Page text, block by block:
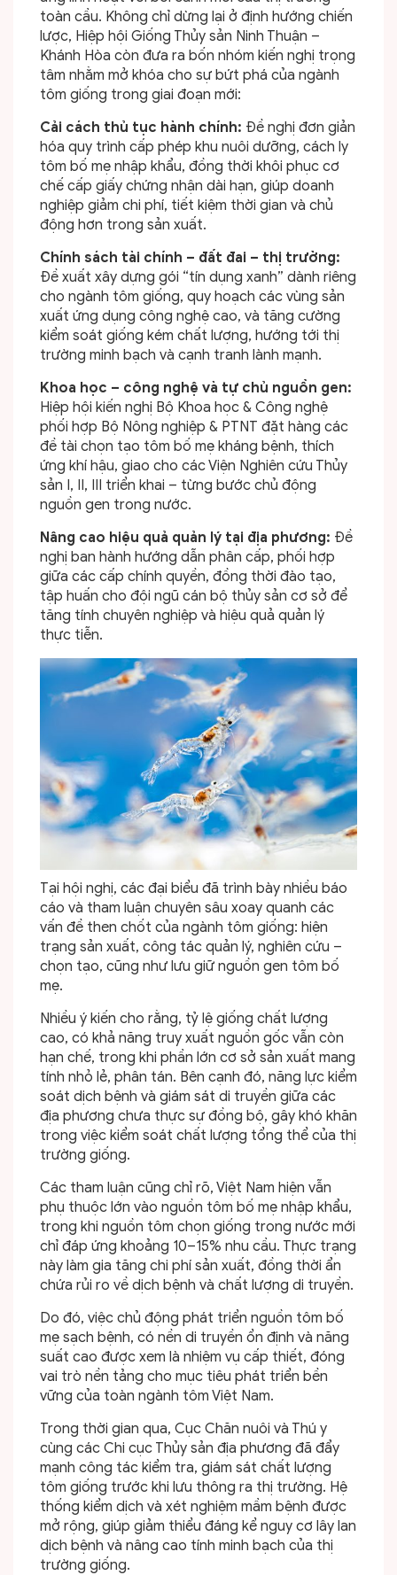
toàn cầu. Không chỉ dừng lại ở định hướng chiến
lược, Hiệp hội Giống Thủy sản Ninh Thuận –
Khánh Hòa còn đưa ra bốn nhóm kiến nghị trọng
tâm nhằm mở khóa cho sự bứt phá của ngành
tôm giống trong giai đoạn mới:
Cải cách thủ tục hành chính: Đề nghị đơn giản
hóa quy trình cấp phép khu nuôi dưỡng, cách ly
tôm bố mẹ nhập khẩu, đồng thời khôi phục cơ
chế cấp giấy chứng nhận dài hạn, giúp doanh
nghiệp giảm chi phí, tiết kiệm thời gian và chủ
động hơn trong sản xuất.
Chính sách tài chính – đất đai – thị trường:
Đề xuất xây dựng gói “tín dụng xanh” dành riêng
cho ngành tôm giống, quy hoạch các vùng sản
xuất ứng dụng công nghệ cao, và tăng cường
kiểm soát giống kém chất lượng, hướng tới thị
trường minh bạch và cạnh tranh lành mạnh.
Khoa học – công nghệ và tự chủ nguồn gen:
Hiệp hội kiến nghị Bộ Khoa học & Công nghệ
phối hợp Bộ Nông nghiệp & PTNT đặt hàng các
đề tài chọn tạo tôm bố mẹ kháng bệnh, thích
ứng khí hậu, giao cho các Viện Nghiên cứu Thủy
sản I, II, III triển khai – từng bước chủ động
nguồn gen trong nước.
Nâng cao hiệu quả quản lý tại địa phương: Đề
nghị ban hành hướng dẫn phân cấp, phối hợp
giữa các cấp chính quyền, đồng thời đào tạo,
tập huấn cho đội ngũ cán bộ thủy sản cơ sở để
tăng tính chuyên nghiệp và hiệu quả quản lý
thực tiễn.
Tại hội nghị, các đại biểu đã trình bày nhiều báo
cáo và tham luận chuyên sâu xoay quanh các
vấn đề then chốt của ngành tôm giống: hiện
trạng sản xuất, công tác quản lý, nghiên cứu –
chọn tạo, cũng như lưu giữ nguồn gen tôm bố
mẹ.
Nhiều ý kiến cho rằng, tỷ lệ giống chất lượng
cao, có khả năng truy xuất nguồn gốc vẫn còn
hạn chế, trong khi phần lớn cơ sở sản xuất mang
tính nhỏ lẻ, phân tán. Bên cạnh đó, năng lực kiểm
soát dịch bệnh và giám sát di truyền giữa các
địa phương chưa thực sự đồng bộ, gây khó khăn
trong việc kiểm soát chất lượng tổng thể của thị
trường giống.
Các tham luận cũng chỉ rõ, Việt Nam hiện vẫn
phụ thuộc lớn vào nguồn tôm bố mẹ nhập khẩu,
trong khi nguồn tôm chọn giống trong nước mới
chỉ đáp ứng khoảng 10–15% nhu cầu. Thực trạng
này làm gia tăng chi phí sản xuất, đồng thời ẩn
chứa rủi ro về dịch bệnh và chất lượng di truyền.
Do đó, việc chủ động phát triển nguồn tôm bố
mẹ sạch bệnh, có nền di truyền ổn định và năng
suất cao được xem là nhiệm vụ cấp thiết, đóng
vai trò nền tảng cho mục tiêu phát triển bền
vững của toàn ngành tôm Việt Nam.
Trong thời gian qua, Cục Chăn nuôi và Thú y
cùng các Chi cục Thủy sản địa phương đã đẩy
mạnh công tác kiểm tra, giám sát chất lượng
tôm giống trước khi lưu thông ra thị trường. Hệ
thống kiểm dịch và xét nghiệm mầm bệnh được
mở rộng, giúp giảm thiểu đáng kể nguy cơ lây lan
dịch bệnh và nâng cao tính minh bạch của thị
trường giống.